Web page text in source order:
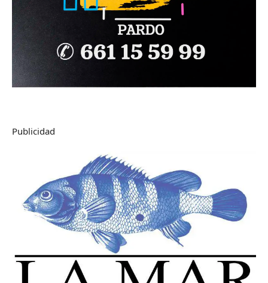
Publicidad